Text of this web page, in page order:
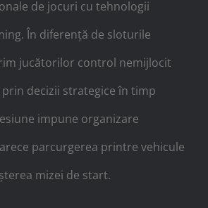
de jocuri cu tehnologii
În diferență de sloturile
jucătorilor control nemijlocit
decizii strategice în timp
impune organizare
parcurgerea printre vehicule
mizei de start.